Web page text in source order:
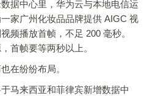
中心里，华为云与本地电信运
家广州化妆品品牌提供 AIGC 视
频播放首帧，不足 200 毫秒。
首帧要等两秒以上。
纷纷布局。
来西亚和菲律宾新增数据中